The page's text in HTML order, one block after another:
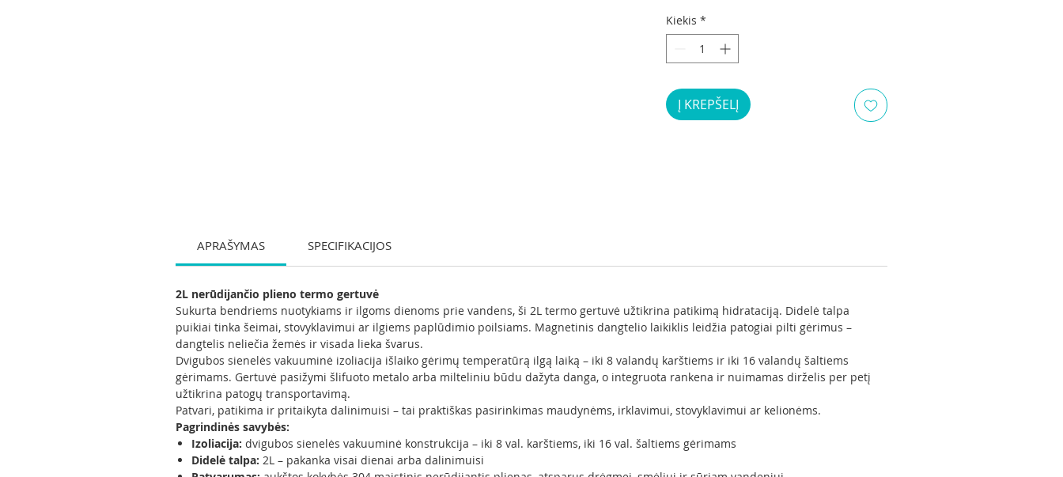
Kiekis *
Į KREPŠELĮ
APRAŠYMAS SPECIFIKACIJOS
2L nerūdijančio plieno termo gertuvė
Sukurta bendriems nuotykiams ir ilgoms dienoms prie vandens, ši 2L termo gertuvė užtikrina patikimą hidrataciją. Didelė talpa
puikiai tinka šeimai, stovyklavimui ar ilgiems paplūdimio poilsiams. Magnetinis dangtelio laikiklis leidžia patogiai pilti gėrimus –
dangtelis neliečia žemės ir visada lieka švarus.
Dvigubos sienelės vakuuminė izoliacija išlaiko gėrimų temperatūrą ilgą laiką – iki 8 valandų karštiems ir iki 16 valandų šaltiems
gėrimams. Gertuvė pasižymi šlifuoto metalo arba milteliniu būdu dažyta danga, o integruota rankena ir nuimamas dirželis per petį
užtikrina patogų transportavimą.
Patvari, patikima ir pritaikyta dalinimuisi – tai praktiškas pasirinkimas maudynėms, irklavimui, stovyklavimui ar kelionėms.
Pagrindinės savybės:
Izoliacija: dvigubos sienelės vakuuminė konstrukcija – iki 8 val. karštiems, iki 16 val. šaltiems gėrimams
Didelė talpa: 2L – pakanka visai dienai arba dalinimuisi